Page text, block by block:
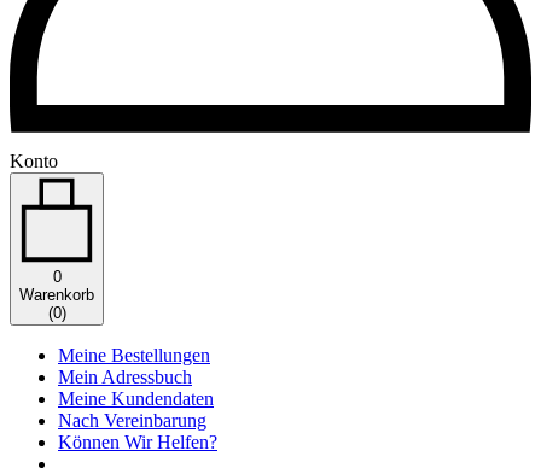
Konto
0
Warenkorb
(0)
Meine Bestellungen
Mein Adressbuch
Meine Kundendaten
Nach Vereinbarung
Können Wir Helfen?